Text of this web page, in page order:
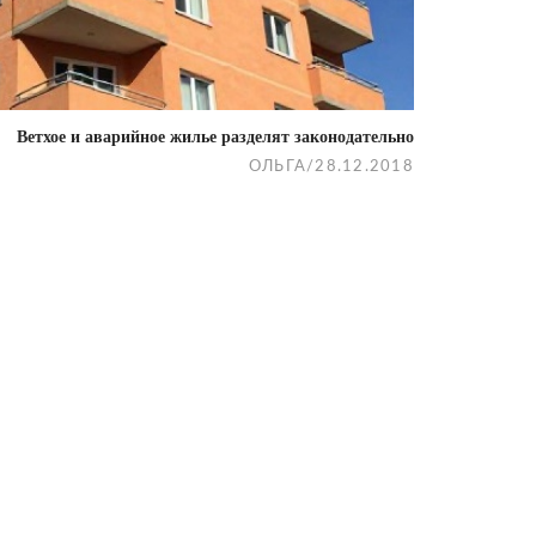
Ветхое и аварийное жилье разделят законодательно
ОЛЬГА / 28.12.2018